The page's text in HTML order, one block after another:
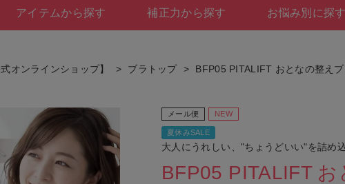
アイテムから探す 補正力から探す お悩み別に探す
オンラインショップ】 ブラトップ BFP05 PITALIFT おとなの整え
メール便 NEW
夏休みSALE
大人にうれしい、"ちょうどいい"を詰め
BFP05 PITALIFT